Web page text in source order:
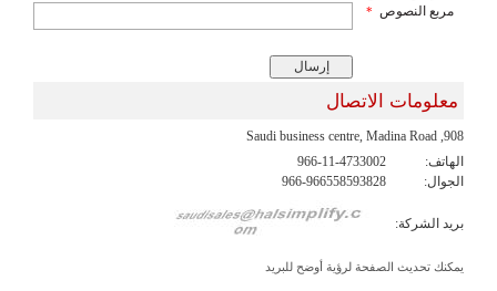
مربع النصوص *
معلومات الاتصال
908, Saudi business centre, Madina Road
الهاتف:
966-11-4733002
الجوال:
966-966558593828
بريد الشركة:
يمكنك تحديث الصفحة لرؤية أوضح للبريد